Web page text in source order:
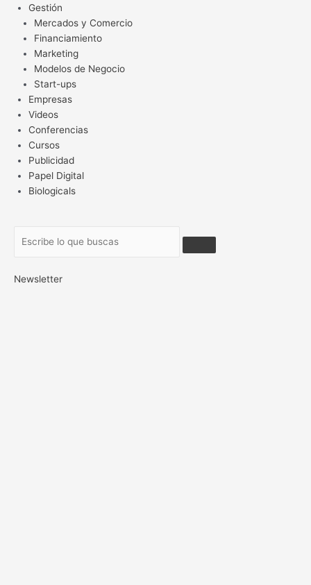
Gestión
Mercados y Comercio
Financiamiento
Marketing
Modelos de Negocio
Start-ups
Empresas
Videos
Conferencias
Cursos
Publicidad
Papel Digital
Biologicals
Newsletter